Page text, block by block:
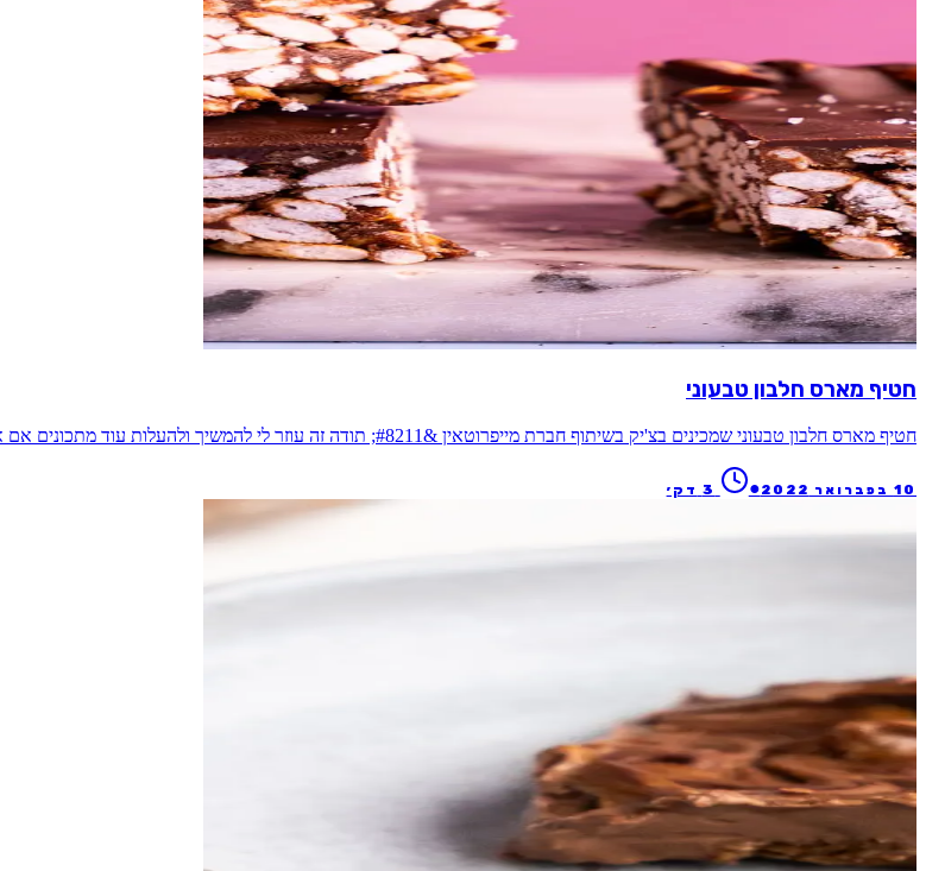
חטיף מארס חלבון טבעוני
חטיף מארס חלבון טבעוני שמכינים בצ'יק בשיתוף חברת מייפרוטאין &#8211; תודה זה עוזר לי להמשיך ולהעלות עוד מתכונים אם אתם רוצים נשנוש…
10 בפברואר 2022 ●
3 דק׳